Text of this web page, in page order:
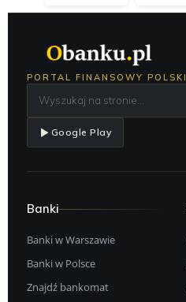
PORTAL FINANSOWY POLSKI
Google Play
Banki
Banki w Warszawie
Banki w Polsce
Znajdź bankomat